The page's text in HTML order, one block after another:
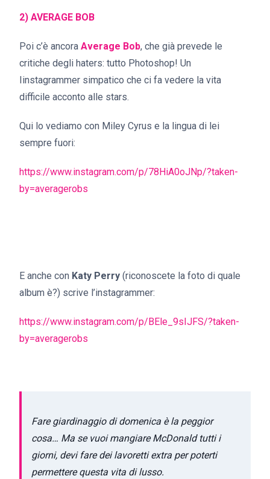
2) AVERAGE BOB
Poi c’è ancora Average Bob, che già prevede le
critiche degli haters: tutto Photoshop! Un
Iinstagrammer simpatico che ci fa vedere la vita
difficile acconto alle stars.
Qui lo vediamo con Miley Cyrus e la lingua di lei
sempre fuori:
https://www.instagram.com/p/78HiA0oJNp/?taken-
by=averagerobs
E anche con Katy Perry (riconoscete la foto di quale
album è?) scrive l’instagrammer:
https://www.instagram.com/p/BEle_9sIJFS/?taken-
by=averagerobs
Fare giardinaggio di domenica è la peggior
cosa… Ma se vuoi mangiare McDonald tutti i
giorni, devi fare dei lavoretti extra per poterti
permettere questa vita di lusso.